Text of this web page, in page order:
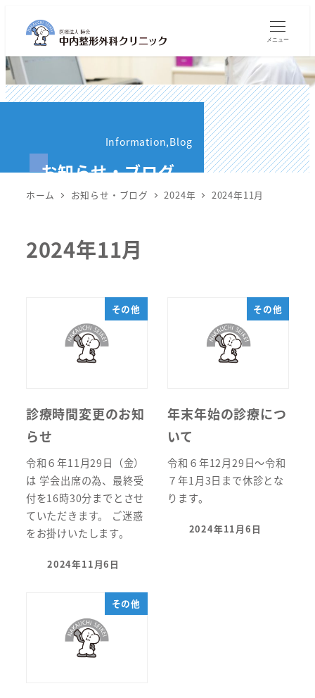
ン
コ
ン
へ
メニュー
Information,Blog
お知らせ・ブログ
ホーム お知らせ・ブログ 2024年 2024年11月
2024年11月
その他
診療時間変更のお知
らせ
令和６年11月29日（金）
は 学会出席の為、最終受
付を16時30分までとさせ
ていただきます。 ご迷惑
をお掛けいたします。
投稿日
2024年11月6日
その他
年末年始の診療につ
いて
令和６年12月29日～令和
７年1月3日まで休診とな
ります。
投稿日
2024年11月6日
その他